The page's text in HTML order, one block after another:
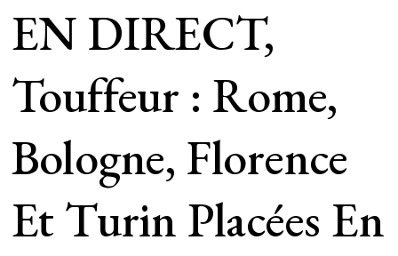
EN DIRECT,
Touffeur : Rome,
Bologne, Florence
Et Turin Placées En